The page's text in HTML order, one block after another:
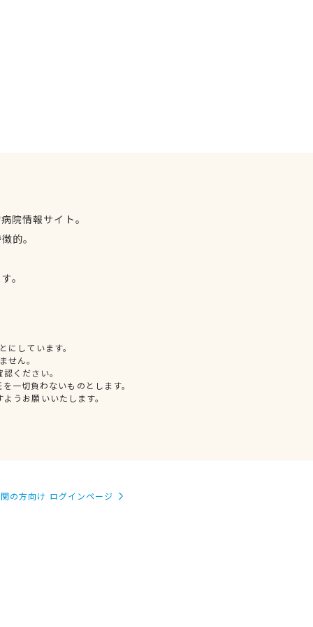
院情報サイト。
的。
。
しています。
せん。
ください。
一切負わないものとします。
うお願いいたします。
の方向け ログインページ